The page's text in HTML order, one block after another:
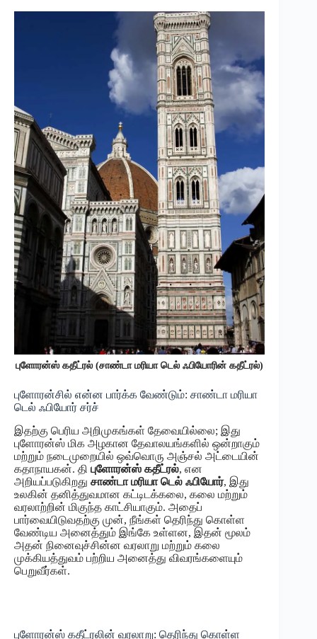
புளோரன்ஸ் கதீட்ரல் (சாண்டா மரியா டெல் ஃபியோரின் கதீட்ரல்)
புளோரன்சில் என்ன பார்க்க வேண்டும்: சாண்டா மரியா
டெல் ஃபியோர் சர்ச்
இதற்கு பெரிய அறிமுகங்கள் தேவையில்லை; இது
புளோரன்ஸ் மிக அழகான தேவாலயங்களில் ஒன்றாகும்
மற்றும் நடைமுறையில் ஒவ்வொரு அஞ்சல் அட்டையின்
கதாநாயகன். தி புளோரன்ஸ் கதீட்ரல், என
அறியப்படுகிறது சாண்டா மரியா டெல் ஃபியோர், இது
உலகின் தனித்துவமான கட்டிடக்கலை, கலை மற்றும்
வரலாற்றின் மிகுந்த காட்சியாகும். அதைப்
பார்வையிடுவதற்கு முன், நீங்கள் தெரிந்து கொள்ள
வேண்டிய அனைத்தும் இங்கே உள்ளன, இதன் மூலம்
அதன் நினைவுச்சின்ன வரலாறு மற்றும் கலை
முக்கியத்துவம் பற்றிய அனைத்து விவரங்களையும்
பெறுவீர்கள்.
புளோரன்ஸ் கதீட்ரலின் வரலாறு: தெரிந்து கொள்ள